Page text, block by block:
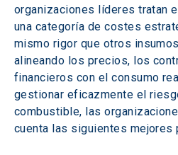
organizaciones líderes tratan
una categoría de costes
mismo rigor que otros
alineando los precios, los
financieros con el consumo
gestionar eficazmente el
combustible, las
cuenta las siguientes mejores